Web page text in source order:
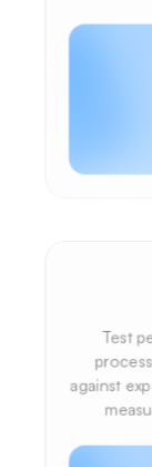
Test
against